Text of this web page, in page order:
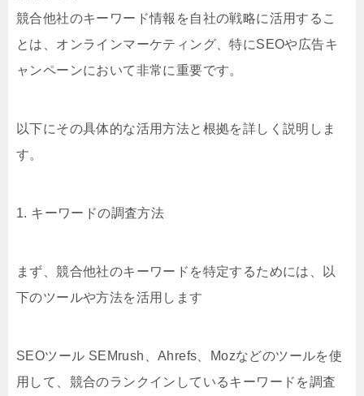
競合他社のキーワード情報を自社の戦略に活用するこ
とは、オンラインマーケティング、特にSEOや広告キ
ャンペーンにおいて非常に重要です。
以下にその具体的な活用方法と根拠を詳しく説明しま
す。
1. キーワードの調査方法
まず、競合他社のキーワードを特定するためには、以
下のツールや方法を活用します
SEOツール SEMrush、Ahrefs、Mozなどのツールを使
用して、競合のランクインしているキーワードを調査